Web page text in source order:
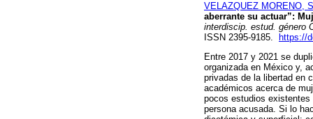
VELAZQUEZ MORENO,
aberrante su actuar”:
interdiscip. estud. género
ISSN 2395-9185.
https://
Entre 2017 y 2021 se
organizada en México y,
privadas de la libertad en
académicos acerca de
pocos estudios existentes
persona acusada. Si lo